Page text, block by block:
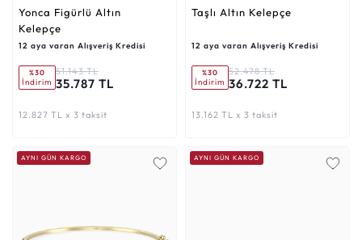
Yonca Figürlü Altın
Kelepçe
12 aya varan Alışveriş Kredisi
%30
İndirim
51.143 TL
35.787 TL
12.827 TL x 3 taksit
Taşlı Altın Kelepçe
12 aya varan Alışveriş Kredisi
%30
İndirim
52.478 TL
36.722 TL
13.162 TL x 3 taksit
AYNI GÜN KARGO AYNI GÜN KARGO